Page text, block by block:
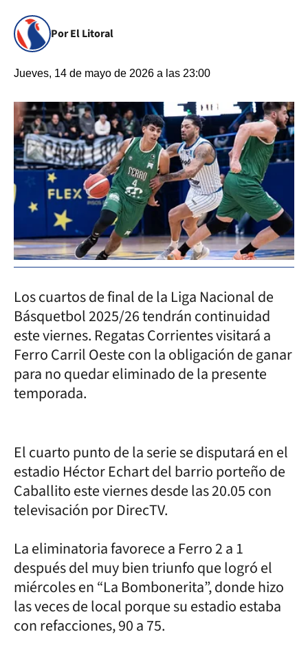
Por El Litoral
Jueves, 14 de mayo de 2026 a las 23:00
Los cuartos de final de la Liga Nacional de
Básquetbol 2025/26 tendrán continuidad
este viernes. Regatas Corrientes visitará a
Ferro Carril Oeste con la obligación de ganar
para no quedar eliminado de la presente
temporada.
El cuarto punto de la serie se disputará en el
estadio Héctor Echart del barrio porteño de
Caballito este viernes desde las 20.05 con
televisación por DirecTV.
La eliminatoria favorece a Ferro 2 a 1
después del muy bien triunfo que logró el
miércoles en “La Bombonerita”, donde hizo
las veces de local porque su estadio estaba
con refacciones, 90 a 75.